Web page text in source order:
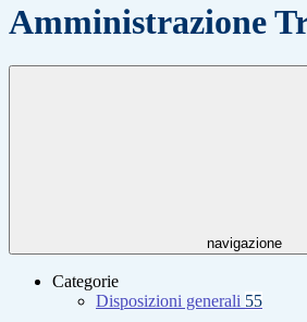
Amministrazione
navigazione
Categorie
Disposizioni generali 55